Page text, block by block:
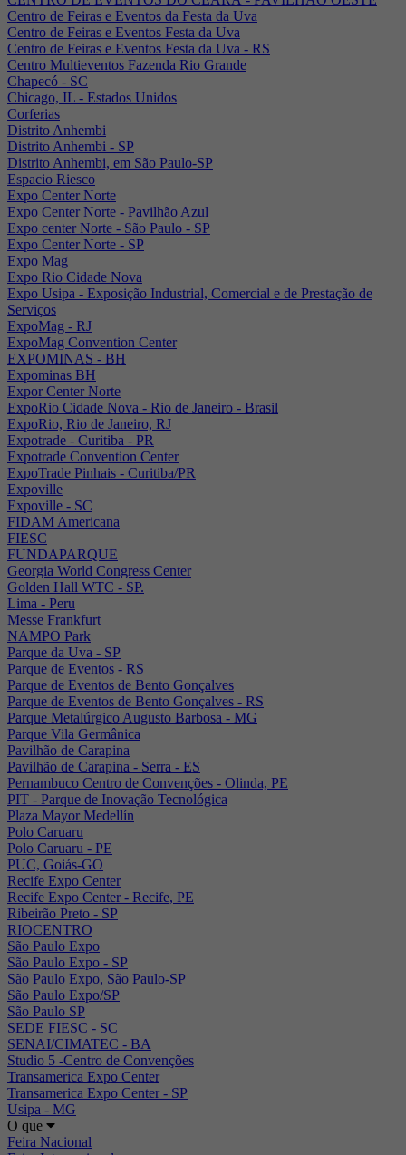
Centro de Feiras e Eventos da Festa da Uva
Centro de Feiras e Eventos Festa da Uva
Centro de Feiras e Eventos Festa da Uva - RS
Centro Multieventos Fazenda Rio Grande
Chapecó - SC
Chicago, IL - Estados Unidos
Corferias
Distrito Anhembi
Distrito Anhembi - SP
Distrito Anhembi, em São Paulo-SP
Espacio Riesco
Expo Center Norte
Expo Center Norte - Pavilhão Azul
Expo center Norte - São Paulo - SP
Expo Center Norte - SP
Expo Mag
Expo Rio Cidade Nova
Expo Usipa - Exposição Industrial, Comercial e de Prestação de
Serviços
ExpoMag - RJ
ExpoMag Convention Center
EXPOMINAS - BH
Expominas BH
Expor Center Norte
ExpoRio Cidade Nova - Rio de Janeiro - Brasil
ExpoRio, Rio de Janeiro, RJ
Expotrade - Curitiba - PR
Expotrade Convention Center
ExpoTrade Pinhais - Curitiba/PR
Expoville
Expoville - SC
FIDAM Americana
FIESC
FUNDAPARQUE
Georgia World Congress Center
Golden Hall WTC - SP.
Lima - Peru
Messe Frankfurt
NAMPO Park
Parque da Uva - SP
Parque de Eventos - RS
Parque de Eventos de Bento Gonçalves
Parque de Eventos de Bento Gonçalves - RS
Parque Metalúrgico Augusto Barbosa - MG
Parque Vila Germânica
Pavilhão de Carapina
Pavilhão de Carapina - Serra - ES
Pernambuco Centro de Convenções - Olinda, PE
PIT - Parque de Inovação Tecnológica
Plaza Mayor Medellín
Polo Caruaru
Polo Caruaru - PE
PUC, Goiás-GO
Recife Expo Center
Recife Expo Center - Recife, PE
Ribeirão Preto - SP
RIOCENTRO
São Paulo Expo
São Paulo Expo - SP
São Paulo Expo, São Paulo-SP
São Paulo Expo/SP
São Paulo SP
SEDE FIESC - SC
SENAI/CIMATEC - BA
Studio 5 -Centro de Convenções
Transamerica Expo Center
Transamerica Expo Center - SP
Usipa - MG
O que
Feira Nacional